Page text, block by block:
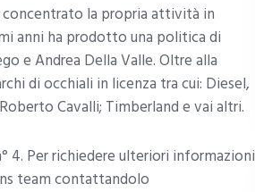
la propria attività in
anni ha prodotto una politica di
e Andrea Della Valle. Oltre alla
di occhiali in licenza tra cui: Diesel,
Cavalli; Timberland e vai altri.
4. Per richiedere ulteriori informazioni
team contattandolo